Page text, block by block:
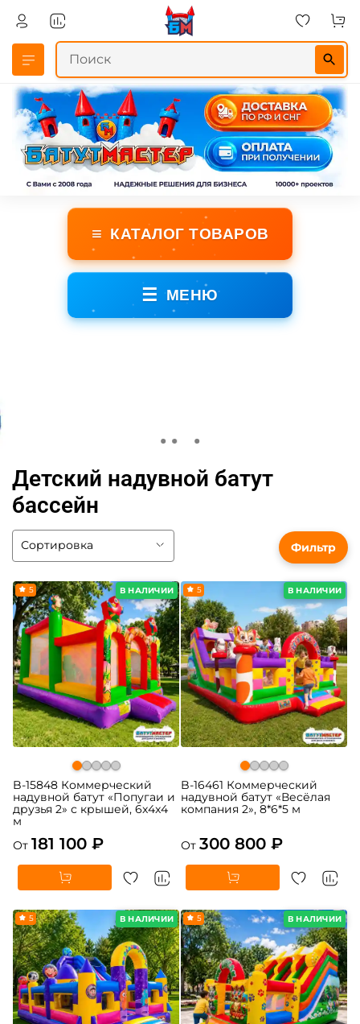
≡ КАТАЛОГ ТОВАРОВ
☰ МЕНЮ
Детский надувной батут
бассейн
В НАЛИЧИИ
5
B-15848 Коммерческий
надувной батут «Попугаи и
друзья 2» с крышей, 6x4x4
м
От 181 100 ₽
В НАЛИЧИИ
5
B-16461 Коммерческий
надувной батут «Весёлая
компания 2», 8*6*5 м
От 300 800 ₽
В НАЛИЧИИ
5 В НАЛИЧИИ
5
Фильтр